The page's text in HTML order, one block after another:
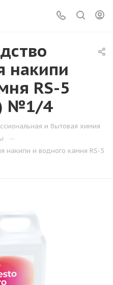
накипи
RS-5
№1/4
и бытовая химия
—
накипи и водного камня RS-5